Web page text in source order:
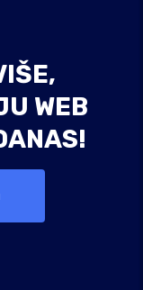
WEB